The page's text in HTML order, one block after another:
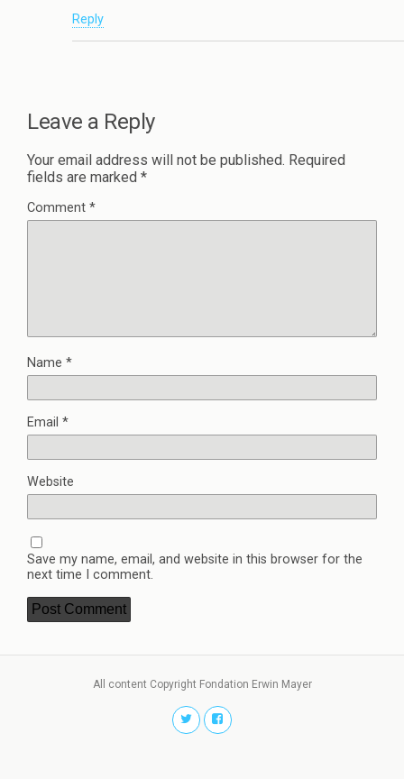
Reply
Leave a Reply
Your email address will not be published. Required
fields are marked *
Comment *
Name *
Email *
Website
Save my name, email, and website in this browser for the
next time I comment.
All content Copyright Fondation Erwin Mayer